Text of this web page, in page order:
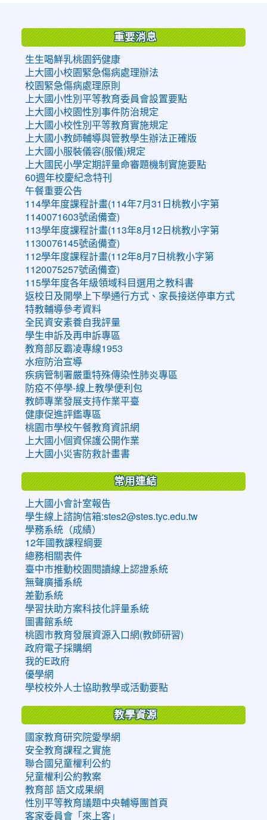
重要消息
生生喝鮮乳桃園鈣健康
上大國小校園緊急傷病處理辦法
校園緊急傷病處理原則
上大國小性別平等教育委員會設置要點
上大國小校園性別事件防治規定
上大國小校性別平等教育實施規定
上大國小教師輔導與管教學生辦法正確版
上大國小服裝儀容(服儀)規定
上大國民小學定期評量命審題機制實施要點
60週年校慶紀念特刊
午餐重要公告
114學年度課程計畫(114年7月31日桃教小字第
1140071603號函備查)
113學年度課程計畫(113年8月12日桃教小字第
1130076145號函備查)
112學年度課程計畫(112年8月7日桃教小字第
1120075257號函備查)
115學年度各年級領域科目選用之教科書
返校日及開學上下學通行方式、家長接送停車方式
特教輔導參考資料
全民資安素養自我評量
學生申訴及再申訴專區
教育部反霸凌專線1953
水痘防治宣導
疾病管制署嚴重特殊傳染性肺炎專區
防疫不停學-線上教學便利包
教師專業發展支持作業平臺
健康促進評鑑專區
桃園市學校午餐教育資訊網
上大國小個資保護公開作業
上大國小災害防救計畫書
常用連結
上大國小會計室報告
學生線上諮詢信箱:stes2@stes.tyc.edu.tw
學務系統（成績）
12年國教課程綱要
總務相關表件
臺中市推動校園閱讀線上認證系統
無聲廣播系統
差勤系統
學習扶助方案科技化評量系統
圖書館系統
桃園市教育發展資源入口網(教師研習)
政府電子採購網
我的E政府
優學網
學校校外人士協助教學或活動要點
教學資源
國家教育研究院愛學網
安全教育課程之實施
聯合國兒童權利公約
兒童權利公約教案
教育部 語文成果網
性別平等教育議題中央輔導團首頁
客家委員會「來上客」